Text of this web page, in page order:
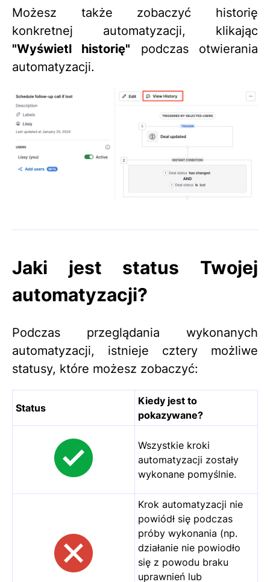
Możesz także zobaczyć historię
konkretnej automatyzacji, klikając
"Wyświetl historię" podczas otwierania
automatyzacji.
Jaki jest status Twojej
automatyzacji?
Podczas przeglądania wykonanych
automatyzacji, istnieje cztery możliwe
statusy, które możesz zobaczyć:
Status
Kiedy jest to
pokazywane?
Wszystkie kroki
automatyzacji zostały
wykonane pomyślnie.
Krok automatyzacji nie
powiódł się podczas
próby wykonania (np.
działanie nie powiodło
się z powodu braku
uprawnień lub